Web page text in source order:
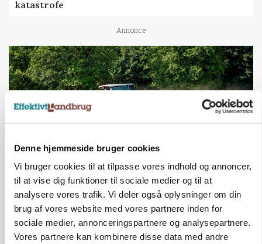
Denne hjemmeside bruger cookies
Vi bruger cookies til at tilpasse vores indhold og annoncer,
til at vise dig funktioner til sociale medier og til at
analysere vores trafik. Vi deler også oplysninger om din
brug af vores website med vores partnere inden for
sociale medier, annonceringspartnere og analysepartnere.
Vores partnere kan kombinere disse data med andre
katastrofe
Annonce
Forserie til selvkørende skårlægger afprøves i år
Annonce